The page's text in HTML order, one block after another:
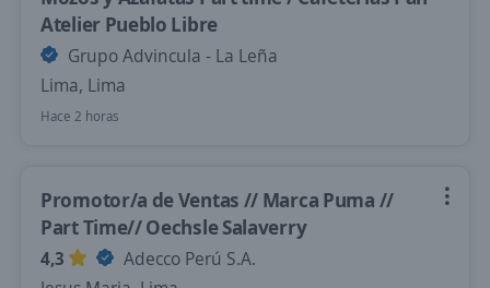
Atelier Pueblo Libre
Grupo Advincula - La Leña
Lima, Lima
Hace 2 horas
Promotor/a de Ventas // Marca Puma //
Part Time// Oechsle Salaverry
4,3
Adecco Perú S.A.